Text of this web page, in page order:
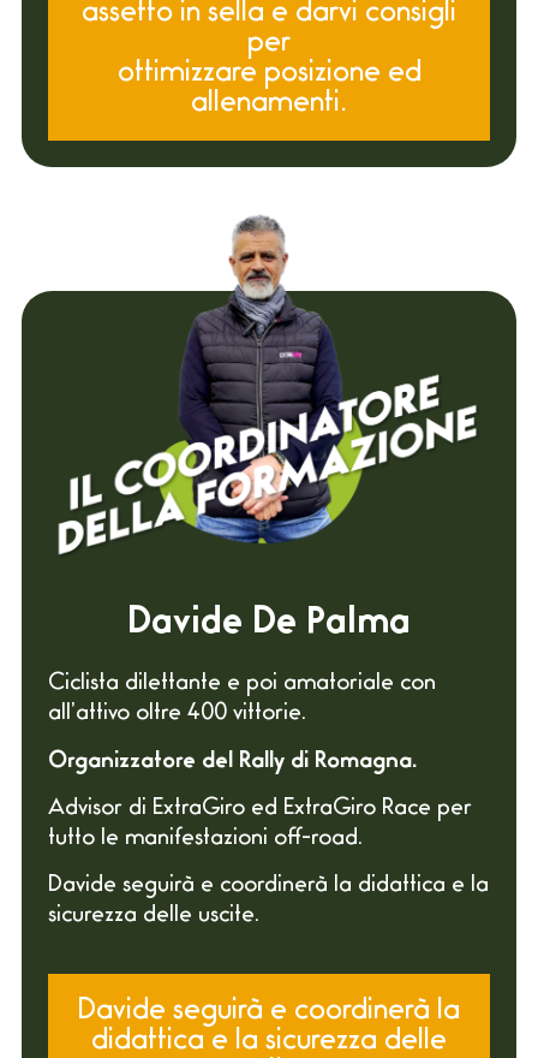
assetto in sella e darvi consigli
per
ottimizzare posizione ed
allenamenti.
Davide De Palma
Ciclista dilettante e poi amatoriale con
all’attivo oltre 400 vittorie.
Organizzatore del Rally di Romagna.
Advisor di ExtraGiro ed ExtraGiro Race per
tutto le manifestazioni off-road.
Davide seguirà e coordinerà la didattica e la
sicurezza delle uscite.
Davide seguirà e coordinerà la
didattica e la sicurezza delle